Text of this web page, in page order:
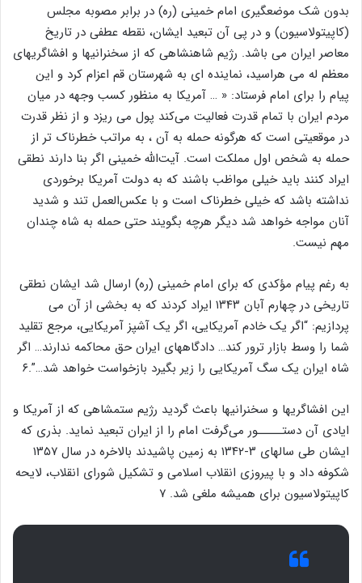
بدون شک موضعگیری امام خمینی (ره) در برابر مصوبه مجلس
(کاپیتولاسیون) و در پی آن تبعید ایشان، نقطه عطفی در تاریخ
معاصر ایران می باشد. رژیم شاهنشاهی که از سخنرانیها و افشاگریهای
معظم له می هراسید، نماینده ای به شهرستان قم اعزام کرد و این
پیام را برای امام فرستاد: « … آمریکا به منظور کسب وجهه در میان
مردم ایران با تمام قدرت فعالیت می‌کند پول می ریزد و از نظر قدرت
در موقعیتی است که هرگونه حمله به آن ، به مراتب خطرناک تر از
حمله به شخص اول مملکت است. آیت‌الله خمینی اگر بنا دارند نطقی
ایراد کنند باید خیلی مواظب باشند که به دولت آمریکا برخوردی
نداشته باشد که خیلی خطرناک است و با عکس‌العمل تند و شدید
آنان مواجه خواهد شد دیگر هرچه بگویند حتی حمله به شاه چندان
مهم نیست.
به رغم پیام مؤکدی که برای امام خمینی (ره) ارسال شد ایشان نطقی
تاریخی در چهارم آبان ۱۳۴۳ ایراد کردند که به بخشی از آن می
پردازیم: “اگر یک خادم آمریکایی، اگر یک آشپز آمریکایی، مرجع تقلید
شما را وسط بازار ترور کند… دادگاههای ایران حق محاکمه ندارند… اگر
شاه ایران یک سگ آمریکایی را زیر بگیرد بازخواست خواهد شد…”.۶
این افشاگریها و سخنرانیها باعث گردید رژیم ستمشاهی که از آمریکا و
ایادی آن دستـــــور می‌گرفت امام را از ایران تبعید نماید. بذری که
ایشان طی سالهای ۳-۱۳۴۲ به زمین پاشیدند بالاخره در سال ۱۳۵۷
شکوفه داد و با پیروزی انقلاب اسلامی و تشکیل شورای انقلاب، لایحه
کاپیتولاسیون برای همیشه ملغی شد. ۷